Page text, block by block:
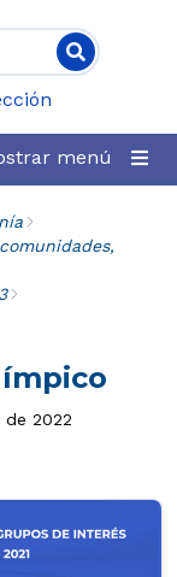
menú
2022